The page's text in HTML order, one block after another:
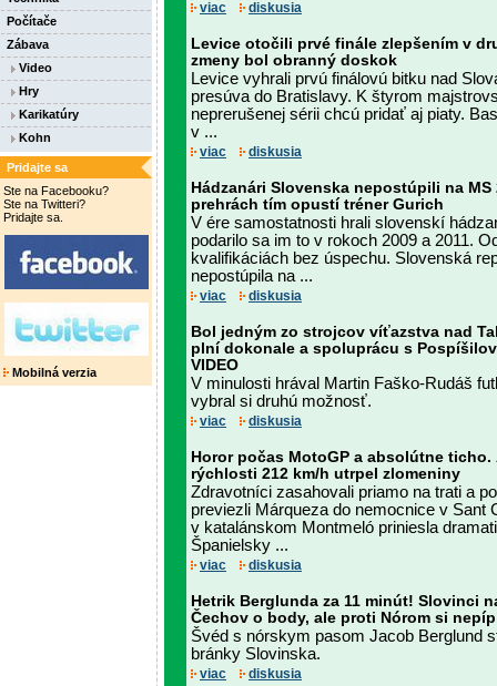
Počítače
Zábava
Video
Hry
Karikatúry
Kohn
Pridajte sa
Ste na Facebooku?
Ste na Twitteri?
Pridajte sa.
Mobilná verzia
viac diskusia
Levice otočili prvé finále zlepšením v
zmeny bol obranný doskok
Levice vyhrali prvú finálovú bitku nad
presúva do Bratislavy. K štyrom
neprerušenej sérii chcú pridať aj piaty.
v ...
viac diskusia
Hádzanári Slovenska nepostúpili na
prehrách tím opustí tréner Gurich
V ére samostatnosti hrali slovenskí
podarilo sa im to v rokoch 2009 a 2011.
kvalifikáciách bez úspechu. Slovenská
nepostúpila na ...
viac diskusia
Bol jedným zo strojcov víťazstva nad
plní dokonale a spoluprácu s
VIDEO
V minulosti hrával Martin Faško-Rudáš
vybral si druhú možnosť.
viac diskusia
Horor počas MotoGP a absolútne
rýchlosti 212 km/h utrpel zlomeniny
Zdravotníci zasahovali priamo na trati a
previezli Márqueza do nemocnice v Sant
v katalánskom Montmeló priniesla
Španielsky ...
viac diskusia
Hetrik Berglunda za 11 minút! Slovinci
Čechov o body, ale proti Nórom si
Švéd s nórskym pasom Jacob Berglund
bránky Slovinska.
viac diskusia